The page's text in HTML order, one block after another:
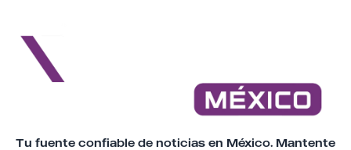
Tu fuente confiable de noticias en México. Mantente